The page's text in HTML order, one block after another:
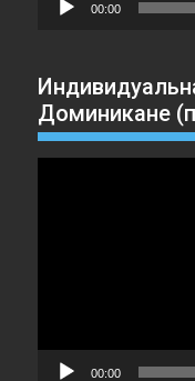
00:00
Доминикане
00:00